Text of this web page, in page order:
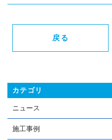
お電話
093-
戻る
カテゴリ
ニュース
施工事例